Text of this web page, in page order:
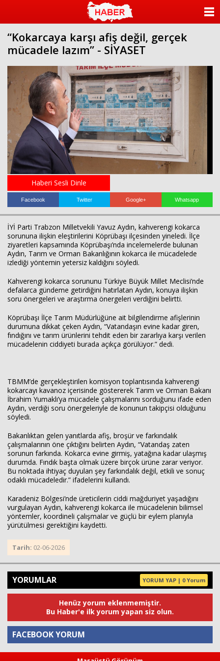
“Kokarcaya karşı afiş değil, gerçek
mücadele lazım” - SİYASET
Haberi Sesli Dinle
Facebook Twitter Google+ Whatsapp
İYİ Parti Trabzon Milletvekili Yavuz Aydın, kahverengi kokarca
sorununa ilişkin eleştirilerini Köprübaşı ilçesinden yineledi. İlçe
ziyaretleri kapsamında Köprübaşı’nda incelemelerde bulunan
Aydın, Tarım ve Orman Bakanlığının kokarca ile mücadelede
izlediği yöntemin yetersiz kaldığını söyledi.
Kahverengi kokarca sorununu Türkiye Büyük Millet Meclisi’nde
defalarca gündeme getirdiğini hatırlatan Aydın, konuya ilişkin
soru önergeleri ve araştırma önergeleri verdiğini belirtti.
Köprübaşı İlçe Tarım Müdürlüğüne ait bilgilendirme afişlerinin
durumuna dikkat çeken Aydın, “Vatandaşın evine kadar giren,
fındığını ve tarım ürünlerini tehdit eden bir zararlıya karşı verilen
mücadelenin ciddiyeti burada açıkça görülüyor.” dedi.
TBMM’de gerçekleştirilen komisyon toplantısında kahverengi
kokarcayı kavanoz içerisinde göstererek Tarım ve Orman Bakanı
İbrahim Yumaklı’ya mücadele çalışmalarını sorduğunu ifade eden
Aydın, verdiği soru önergeleriyle de konunun takipçisi olduğunu
söyledi.
Bakanlıktan gelen yanıtlarda afiş, broşür ve farkındalık
çalışmalarının öne çıktığını belirten Aydın, “Vatandaş zaten
sorunun farkında. Kokarca evine girmiş, yatağına kadar ulaşmış
durumda. Fındık başta olmak üzere birçok ürüne zarar veriyor.
Bu noktada ihtiyaç duyulan şey farkındalık değil, etkili ve sonuç
odaklı mücadeledir.” ifadelerini kullandı.
Karadeniz Bölgesi’nde üreticilerin ciddi mağduriyet yaşadığını
vurgulayan Aydın, kahverengi kokarca ile mücadelenin bilimsel
yöntemler, koordineli çalışmalar ve güçlü bir eylem planıyla
yürütülmesi gerektiğini kaydetti.
Tarih: 02-06-2026
YORUMLAR YORUM YAP | 0 Yorum
Henüz yorum eklenmemiştir.
Bu Haber'e ilk yorum yapan siz olun.
FACEBOOK YORUM
KATEGORİLER
ANKETLER
FOTO GALERİ
VİDEO GALERİ
KÜNYE
Haberin Doğru Adresi.